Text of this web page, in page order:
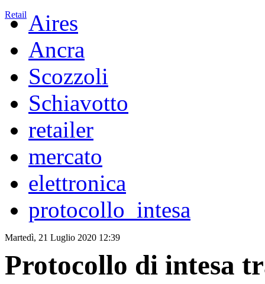
Retail Aires
Ancra
Scozzoli
Schiavotto
retailer
mercato
elettronica
protocollo_intesa
Martedì, 21 Luglio 2020 12:39
Protocollo di intesa